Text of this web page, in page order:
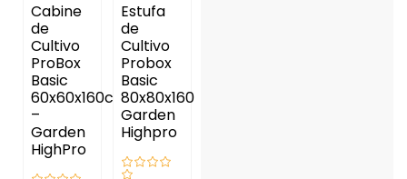
Cabine
de
Cultivo
ProBox
Basic
60x60x160cm
–
Garden
HighPro
Estufa
de
Cultivo
Probox
Basic
80x80x160
Garden
Highpro